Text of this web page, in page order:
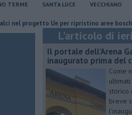
TERME SANTA LUCE VECCHIANO
Ue per ripristino aree boschive
L'articolo di
Il portale dell'Arena
inaugurato prima del
Come
storico
breve